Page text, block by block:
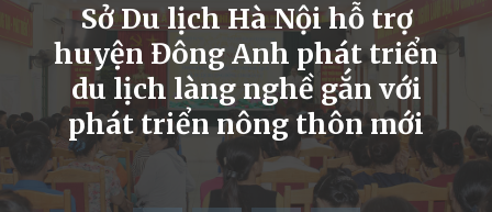
Sở Du lịch Hà Nội hỗ trợ
huyện Đông Anh phát triển
du lịch làng nghề gắn với
phát triển nông thôn mới